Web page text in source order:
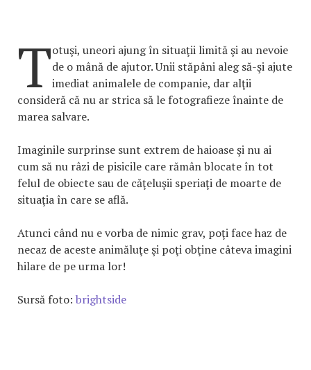
Totuşi, uneori ajung în situaţii limită şi au nevoie
de o mână de ajutor. Unii stăpâni aleg să-şi ajute
imediat animalele de companie, dar alţii
consideră că nu ar strica să le fotografieze înainte de
marea salvare.
Imaginile surprinse sunt extrem de haioase şi nu ai
cum să nu râzi de pisicile care rămân blocate în tot
felul de obiecte sau de căţeluşii speriaţi de moarte de
situaţia în care se află.
Atunci când nu e vorba de nimic grav, poţi face haz de
necaz de aceste animăluţe şi poţi obţine câteva imagini
hilare de pe urma lor!
Sursă foto: brightside